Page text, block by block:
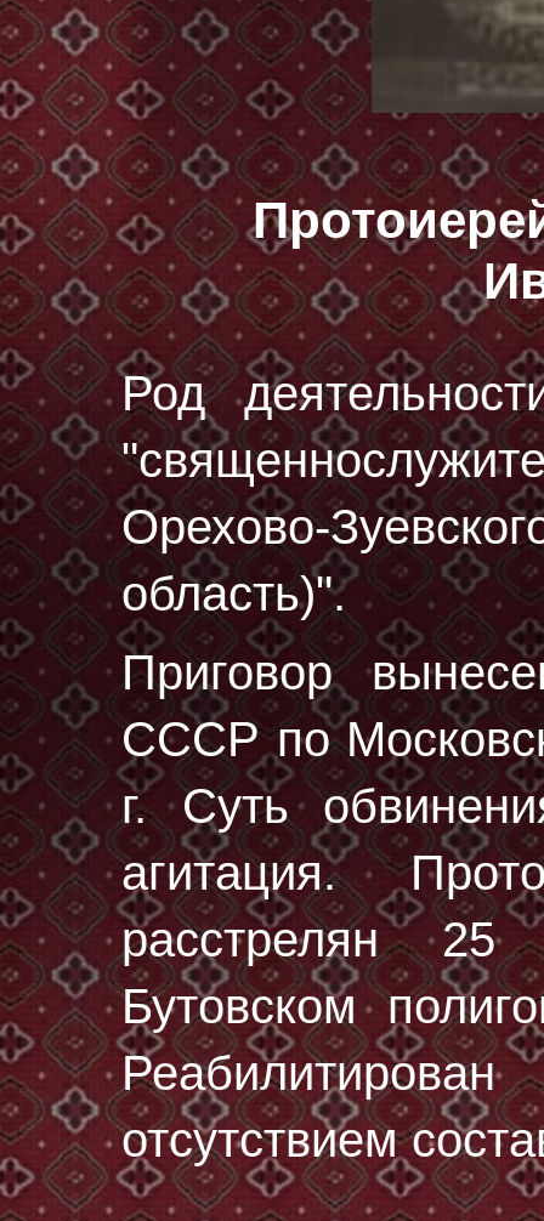
Род
Орехово-
область)".
Приговор
СССР по
г. Суть
агитация.
расстрелян25
Бутовском
отсутствием